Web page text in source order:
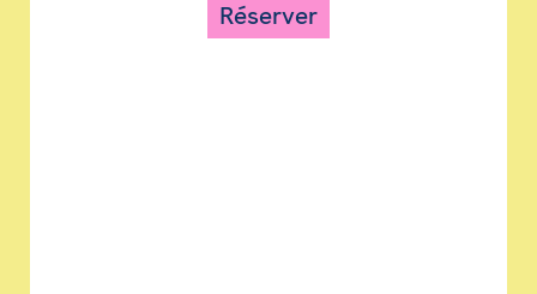
Réserver